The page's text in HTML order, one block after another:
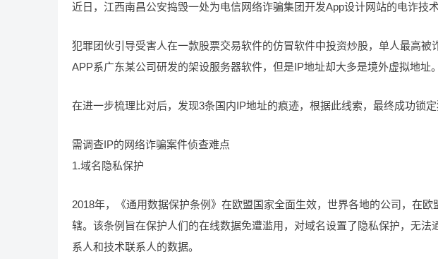
近日，江西南昌公安捣毁一处为电信网络诈骗集团开发App设计网站的电诈技
犯罪团伙引导受害人在一款股票交易软件的仿冒软件中投资炒股，单人最高
APP系广东某公司研发的架设服务器软件，但是IP地址却大多是境外虚拟地址。
在进一步梳理比对后，发现3条国内IP地址的痕迹，根据此线索，最终成功锁
需调查IP的网络诈骗案件侦查难点
1.域名隐私保护
2018年，《通用数据保护条例》在欧盟国家全面生效，世界各地的公司，在
辖。该条例旨在保护人们的在线数据免遭滥用，对域名设置了隐私保护，无
系人和技术联系人的数据。